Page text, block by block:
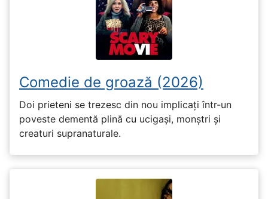
Comedie de groază (2026)
Doi prieteni se trezesc din nou implicați într-un
poveste dementă plină cu ucigași, monștri și
creaturi supranaturale.